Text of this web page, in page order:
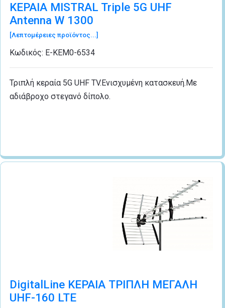
ΚΕΡΑΙΑ MISTRAL Triple 5G UHF
Antenna W 1300
[Λεπτομέρειες προϊόντος...]
Κωδικός: Ε-ΚΕΜ0-6534
Τριπλή κεραία 5G UHF TV.Ενισχυμένη κατασκευή.Με
αδιάβροχο στεγανό δίπολο.
DigitalLine KEΡΑΙA ΤΡΙΠΛΗ ΜΕΓΑΛΗ
UHF-160 LTE